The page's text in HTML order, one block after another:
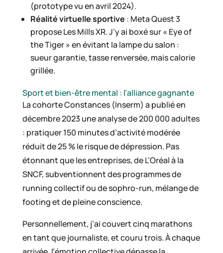
(prototype vu en avril 2024).
Réalité virtuelle sportive : Meta Quest 3
propose Les Mills XR. J’y ai boxé sur « Eye of
the Tiger » en évitant la lampe du salon :
sueur garantie, tasse renversée, mais calorie
grillée.
Sport et bien-être mental : l’alliance gagnante
La cohorte Constances (Inserm) a publié en
décembre 2023 une analyse de 200 000 adultes
: pratiquer 150 minutes d’activité modérée
réduit de 25 % le risque de dépression. Pas
étonnant que les entreprises, de L’Oréal à la
SNCF, subventionnent des programmes de
running collectif ou de sophro-run, mélange de
footing et de pleine conscience.
Personnellement, j’ai couvert cinq marathons
en tant que journaliste, et couru trois. À chaque